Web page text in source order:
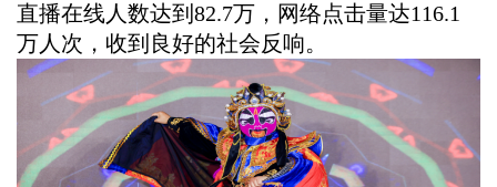
直播在线人数达到82.7万，网络点击量达116.1
万人次，收到良好的社会反响。